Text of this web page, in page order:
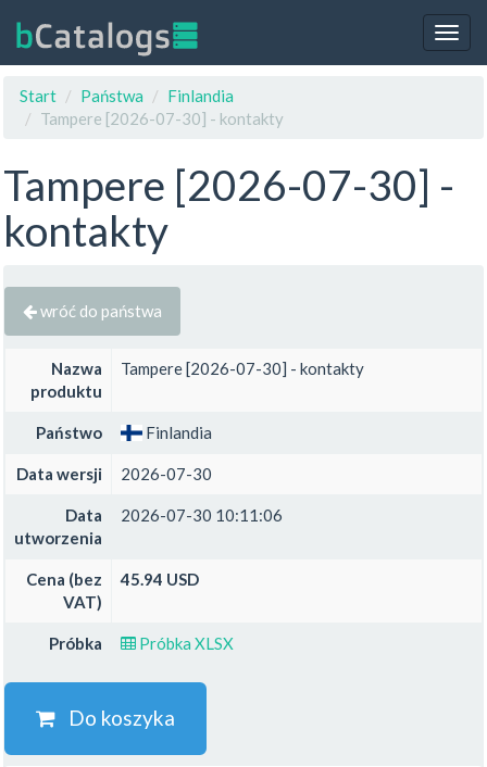
Start
Państwa
Finlandia
Tampere [2026-07-30] - kontakty
Tampere [2026-07-30] -
kontakty
wróć do państwa
Nazwa
produktu
Tampere [2026-07-30] - kontakty
Państwo Finlandia
Data wersji 2026-07-30
Data
utworzenia
2026-07-30 10:11:06
Cena (bez
VAT)
45.94 USD
Próbka Próbka XLSX
Do koszyka